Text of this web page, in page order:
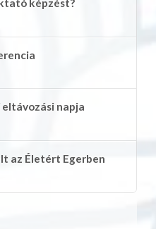
képzést?
napja
az Életért Egerben